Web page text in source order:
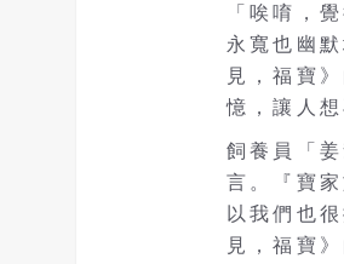
「唉唷，
永寬也幽
見，福寶
憶，讓人
飼養員「
言。『寶
以我們也
見，福寶